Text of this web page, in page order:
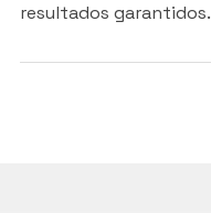
resultados garantidos.